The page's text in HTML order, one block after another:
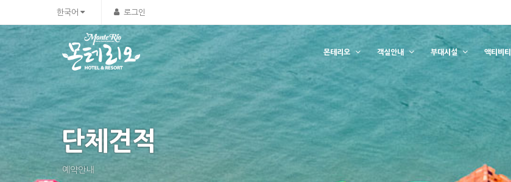
한국어 로그인
몬테리오 객실안내 부대시설 액티비티
단체견적
예약안내
Sketchbook5, 스케치북5